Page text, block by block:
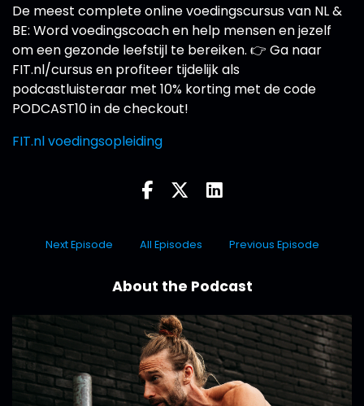
De meest complete online voedingscursus van NL &
BE: Word voedingscoach en help mensen en jezelf
om een gezonde leefstijl te bereiken. 👉 Ga naar
FIT.nl/cursus en profiteer tijdelijk als
podcastluisteraar met 10% korting met de code
PODCAST10 in de checkout!
FIT.nl voedingsopleiding
Next Episode All Episodes Previous Episode
About the Podcast